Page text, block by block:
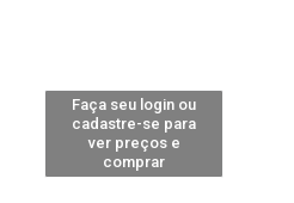
Faça seu login ou
cadastre-se para
ver preços e
comprar